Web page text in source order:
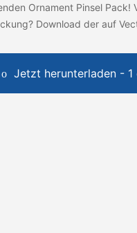
Ornament Pinsel Pack!
Download der auf
Jetzt herunterladen - 1